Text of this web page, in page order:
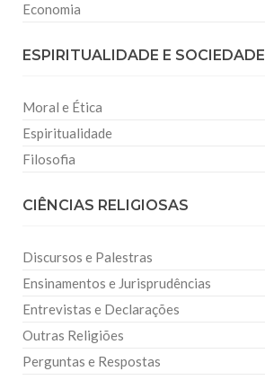
Economia
ESPIRITUALIDADE E SOCIEDADE
Moral e Ética
Espiritualidade
Filosofia
CIÊNCIAS RELIGIOSAS
Discursos e Palestras
Ensinamentos e Jurisprudências
Entrevistas e Declarações
Outras Religiões
Perguntas e Respostas